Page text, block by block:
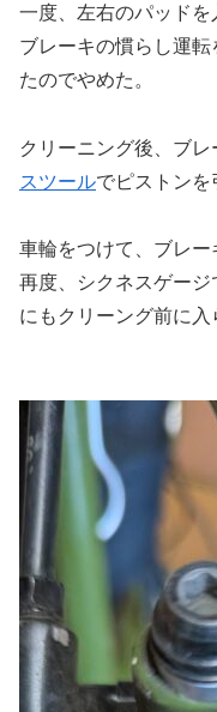
一度、左右のパッド
ブレーキの慣らし運
たのでやめた。
クリーニング後、ブレ
スツールでピストンを
車輪をつけて、ブレー
再度、シクネスゲー
にもクリーング前に入